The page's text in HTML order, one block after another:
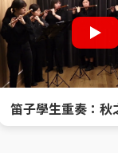
笛子學生重奏：秋